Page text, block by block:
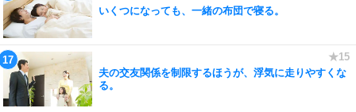
いくつになっても、一緒の布団で寝る。
夫の交友関係を制限するほうが、浮気に走りやすくな
る。